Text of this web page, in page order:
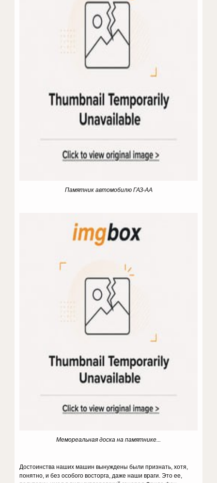
Памятник автомобилю ГАЗ-АА
Мемореальная доска на памятнике...
Достоинства наших машин вынуждены были признать, хотя,
понятно, и без особого восторга, даже наши враги. Это ее,